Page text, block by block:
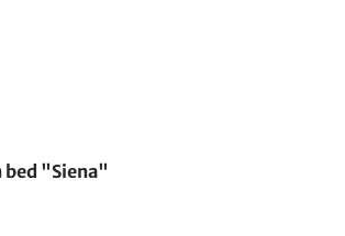
bed "Siena"